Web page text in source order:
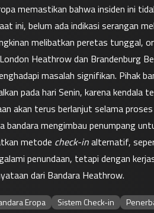
memastikan bahwa insiden ini
ini, belum ada indikasi serangan
melibatkan peretas tunggal,
Heathrow dan Brandenburg
masalah signifikan. Pihak
pada hari Senin, karena kendala
akan terus berlanjut selama proses
bandara mengimbau penumpang
metode check-in alternatif,
penundaan, tetapi dengan
dari Bandara Heathrow.
Eropa Sistem Check-in